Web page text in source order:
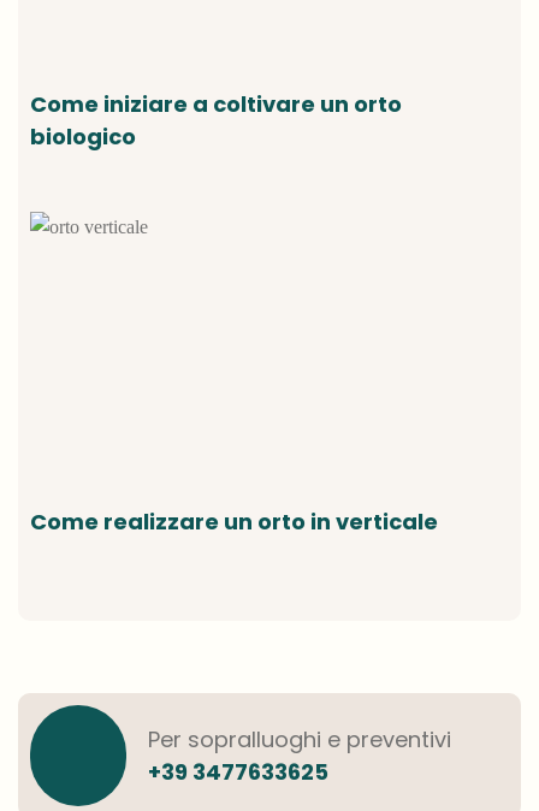
Come iniziare a coltivare un orto
biologico
Come realizzare un orto in verticale
Per sopralluoghi e preventivi
+39 3477633625